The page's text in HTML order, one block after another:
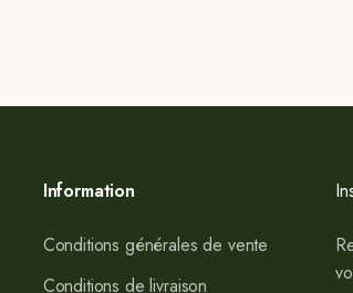
Information
Conditions générales de vente
Conditions de livraison